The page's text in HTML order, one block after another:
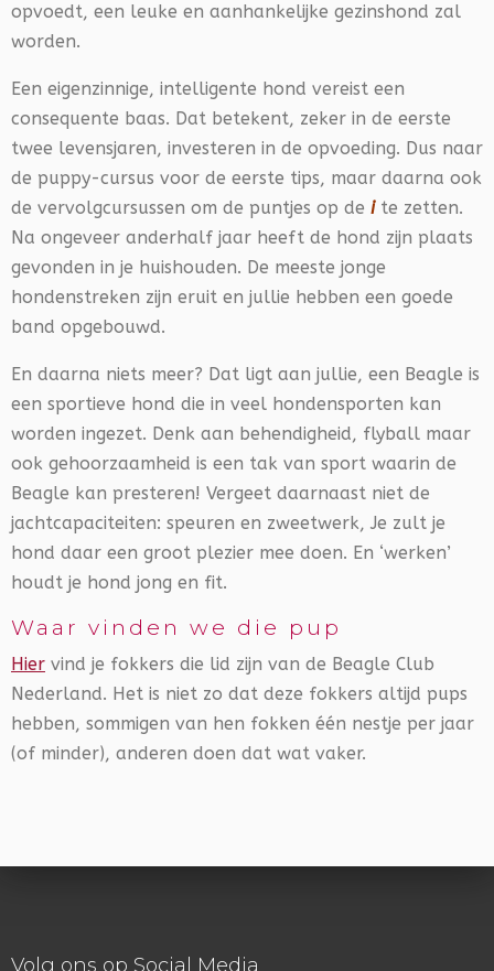
opvoedt, een leuke en aanhankelijke gezinshond zal
worden.
Een eigenzinnige, intelligente hond vereist een
consequente baas. Dat betekent, zeker in de eerste
twee levensjaren, investeren in de opvoeding. Dus naar
de puppy-cursus voor de eerste tips, maar daarna ook
de vervolgcursussen om de puntjes op de ite zetten.
Na ongeveer anderhalf jaar heeft de hond zijn plaats
gevonden in je huishouden. De meeste jonge
hondenstreken zijn eruit en jullie hebben een goede
band opgebouwd.
En daarna niets meer? Dat ligt aan jullie, een Beagle is
een sportieve hond die in veel hondensporten kan
worden ingezet. Denk aan behendigheid, flyball maar
ook gehoorzaamheid is een tak van sport waarin de
Beagle kan presteren! Vergeet daarnaast niet de
jachtcapaciteiten: speuren en zweetwerk, Je zult je
hond daar een groot plezier mee doen. En ‘werken’
houdt je hond jong en fit.
Waar vinden we die pup
Hier vind je fokkers die lid zijn van de Beagle Club
Nederland. Het is niet zo dat deze fokkers altijd pups
hebben, sommigen van hen fokken één nestje per jaar
(of minder), anderen doen dat wat vaker.
Volg ons op Social Media